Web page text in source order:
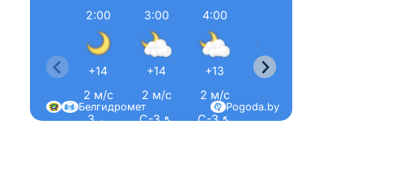
2:00
+14
2 м/с
З ←
3:00
+14
2 м/с
С-З ↖
4:00
+13
2 м/с
С-З ↖
+13
С ↑
Pogoda.by
Белгидромет